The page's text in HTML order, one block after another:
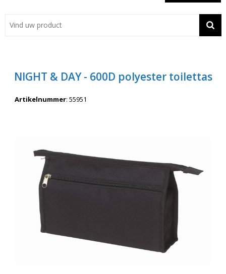
Contact
Wil je snel een advies? Bel nu 053-7920045 of 06-55731304
NIGHT & DAY - 600D polyester toilettas
Artikelnummer: 55951